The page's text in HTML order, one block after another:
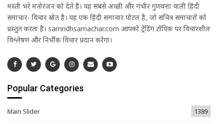
मस्ती भरे मनोरंजन को देते हैं। यह सबसे अच्छी और गंभीर गुणवत्ता वाली हिंदी
समाचार- विचार स्रोत है। यह एक हिंदी समाचार पोर्टल है, जो सचित्र समाचारों को
प्रस्तुत करता है। samridhsamachar.com आपको ट्रेंडिंग टॉपिक पर विचारशील
विश्लेषण और निर्भीक विचार प्रदान करेगा।
Popular Categories
Main Slider 1389